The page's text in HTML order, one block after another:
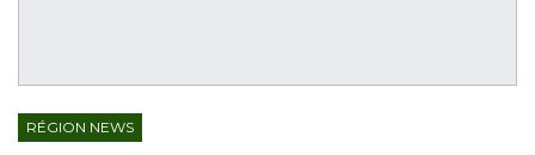
RÉGION NEWS